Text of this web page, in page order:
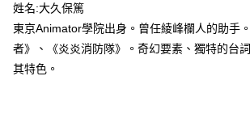
※ 請注意：結帳手續完成當下不需立刻繳費，但若您
購買商品的店家。未經商家同意取消之訂單仍視為有
後付繳納相關費用。
※ 交易是否成功請以「AFTEE先享後付 」之結帳頁
是否繳費成功／繳費後需取消欲退款等相關疑問，請
每筆NT$80，滿NT$500(含以上)免運費
付款後萊爾富取貨
每筆NT$80，滿NT$500(含以上)免運費
姓名:大久保篤
東京Animator學院出身。曾任綾峰欄人的助手
者》、《炎炎消防隊》。奇幻要素、獨特的台
其特色。